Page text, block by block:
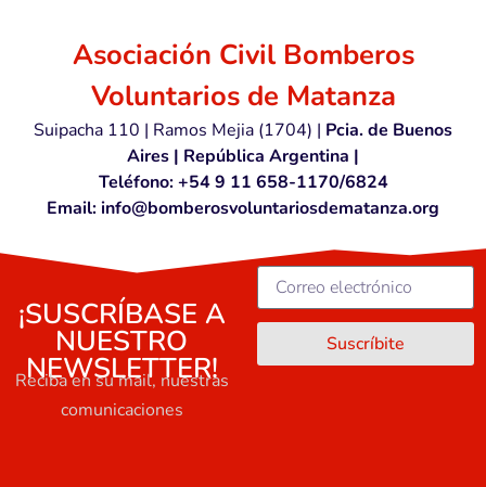
Asociación Civil Bomberos
Voluntarios de Matanza
Suipacha 110 | Ramos Mejia (1704) | Pcia. de Buenos
Aires | República Argentina |
Teléfono: +54 9 11 658-1170/6824
Email: info@bomberosvoluntariosdematanza.org
¡SUSCRÍBASE A
NUESTRO
NEWSLETTER!
Reciba en su mail, nuestras
comunicaciones
Suscríbite